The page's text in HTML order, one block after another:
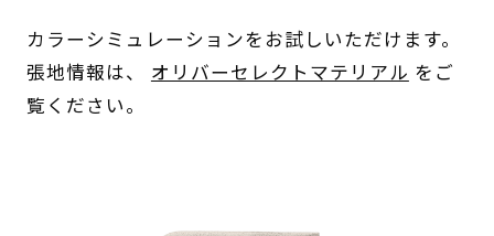
カラーシミュレーションをお試しいただけます。
張地情報は、 オリバーセレクトマテリアル をご
覧ください。